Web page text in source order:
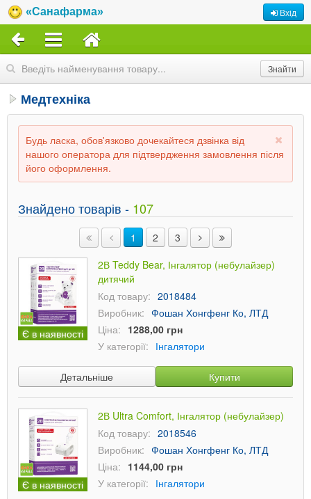
«Санафарма» Вхід
Медтехніка
Будь ласка, обов'язково дочекайтеся дзвінка від
нашого оператора для підтвердження замовлення після
його оформлення.
Знайдено товарів - 107
1 2 3
Є в наявності
2В Teddy Bear, Інгалятор (небулайзер)
дитячий
Код товару: 2018484
Виробник: Фошан Хонгфенг Ко, ЛТД
Ціна: 1288,00 грн
У категорії: Інгалятори
Детальніше Купити
Є в наявності
2В Ultra Comfort, Інгалятор (небулайзер)
Код товару: 2018546
Виробник: Фошан Хонгфенг Ко, ЛТД
Ціна: 1144,00 грн
У категорії: Інгалятори